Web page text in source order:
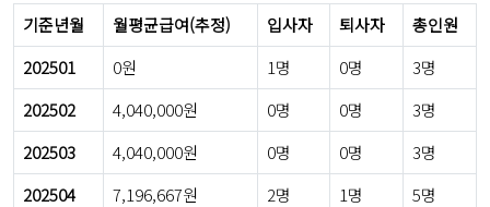
기준년월 월평균급여(추정) 입사자 퇴사자
총인원
202501
0원 1명 0명
3명
202502
4,040,000원 0명 0명
3명
202503
4,040,000원 0명 0명
3명
202504
7,196,667원 2명 1명
5명